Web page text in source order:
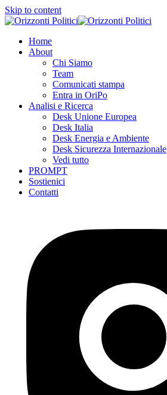
Skip to content
Home
About
Chi Siamo
Team
Comunicati stampa
Entra in OriPo
Analisi e Ricerca
Desk Unione Europea
Desk Italia
Desk Energia e Ambiente
Desk Sicurezza Internazionale
Vedi tutto
PROMPT
Sostienici
Contatti